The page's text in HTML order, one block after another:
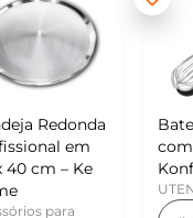
Batedor de Ovos
com Raspador –
Konfektt